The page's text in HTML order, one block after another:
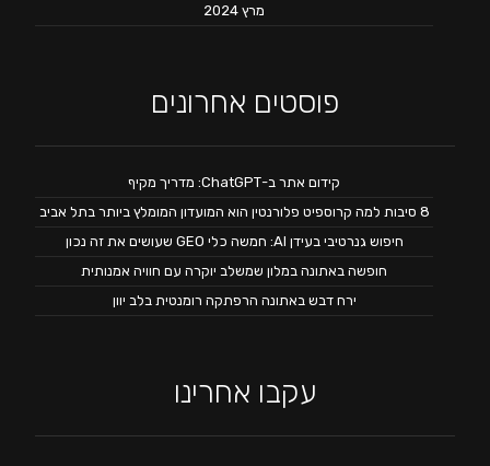
מרץ 2024
פוסטים אחרונים
קידום אתר ב-ChatGPT: מדריך מקיף
8 סיבות למה קרוספיט פלורנטין הוא המועדון המומלץ ביותר בתל אביב
חיפוש גנרטיבי בעידן AI: חמשה כלי GEO שעושים את זה נכון
חופשה באתונה במלון שמשלב יוקרה עם חוויה אמנותית
ירח דבש באתונה הרפתקה רומנטית בלב יוון
עקבו אחרינו